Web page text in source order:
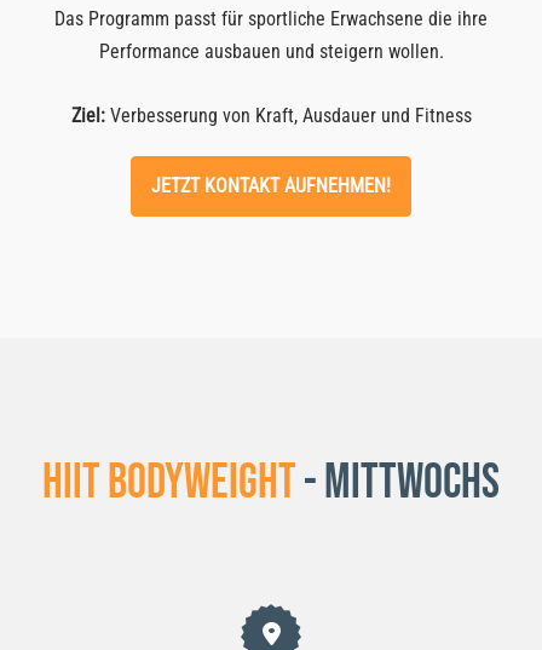
Das Programm passt für sportliche Erwachsene die ihre
Performance ausbauen und steigern wollen.
Ziel:Verbesserung von Kraft, Ausdauer und Fitness
JETZT KONTAKT AUFNEHMEN!
HIIT Bodyweight- Mittwochs